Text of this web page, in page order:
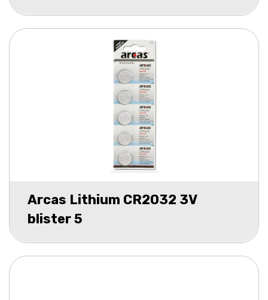
Arcas Lithium CR2032 3V
blister 5